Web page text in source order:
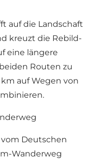
auf die Landschaft
kreuzt die Rebild-
eine längere
Routen zu
auf Wegen von
vom Deutschen
Wanderweg